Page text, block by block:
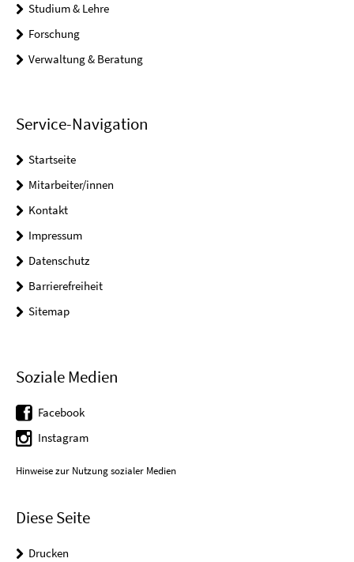
Studium & Lehre
Forschung
Verwaltung & Beratung
Service-Navigation
Startseite
Mitarbeiter/innen
Kontakt
Impressum
Datenschutz
Barrierefreiheit
Sitemap
Soziale Medien
Facebook
Instagram
Hinweise zur Nutzung sozialer Medien
Diese Seite
Drucken